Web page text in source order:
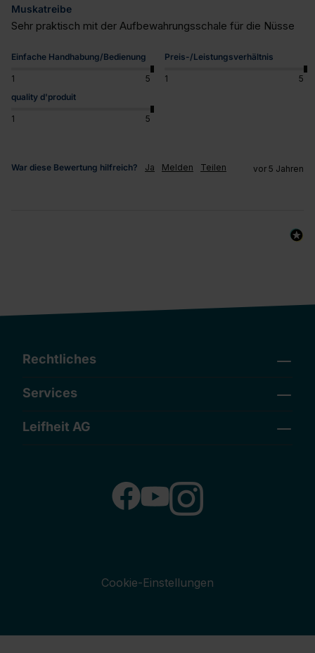
Muskatreibe
Sehr praktisch mit der Aufbewahrungsschale für die Nüsse
Einfache Handhabung/Bedienung
1 5
Preis-/Leistungsverhältnis
1
5
quality d'produit
1 5
War diese Bewertung hilfreich? Ja Melden Teilen vor 5 Jahren
Rechtliches
Services
Leifheit AG
Cookie-Einstellungen